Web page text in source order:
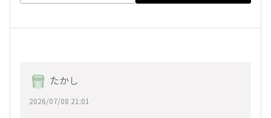
たかし
2026/07/08 21:01